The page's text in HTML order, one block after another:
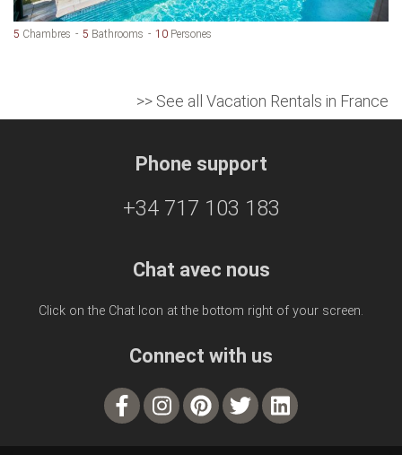
5 Chambres 5 Bathrooms 10 Persones
>> See all Vacation Rentals in France
Phone support
+34 717 103 183
Chat avec nous
Click on the Chat Icon at the bottom right of your screen.
Connect with us